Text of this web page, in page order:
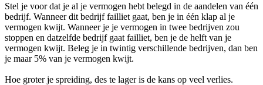
Stel je voor dat je al je vermogen hebt belegd in de aandelen van één
bedrijf. Wanneer dit bedrijf failliet gaat, ben je in één klap al je
vermogen kwijt. Wanneer je je vermogen in twee bedrijven zou
stoppen en datzelfde bedrijf gaat failliet, ben je de helft van je
vermogen kwijt. Beleg je in twintig verschillende bedrijven, dan ben
je maar 5% van je vermogen kwijt.
Hoe groter je spreiding, des te lager is de kans op veel verlies.